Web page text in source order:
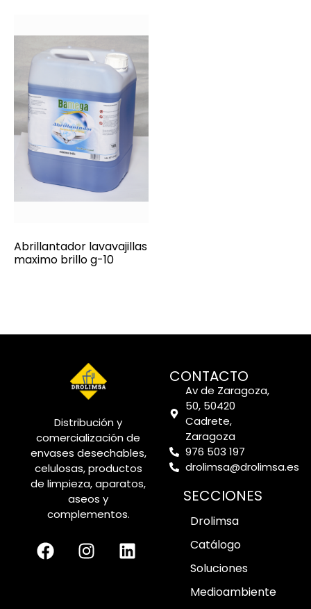
Abrillantador lavavajillas
maximo brillo g-10
Distribución y
comercialización de
envases desechables,
celulosas, productos
de limpieza, aparatos,
aseos y
complementos.
CONTACTO
Av de Zaragoza,
50, 50420
Cadrete,
Zaragoza
976 503 197
drolimsa@drolimsa.es
SECCIONES
Drolimsa
Catálogo
Soluciones
Medioambiente